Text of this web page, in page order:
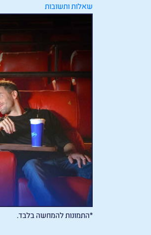
שאלות ותשובות
*התמונות להמחשה בלבד.